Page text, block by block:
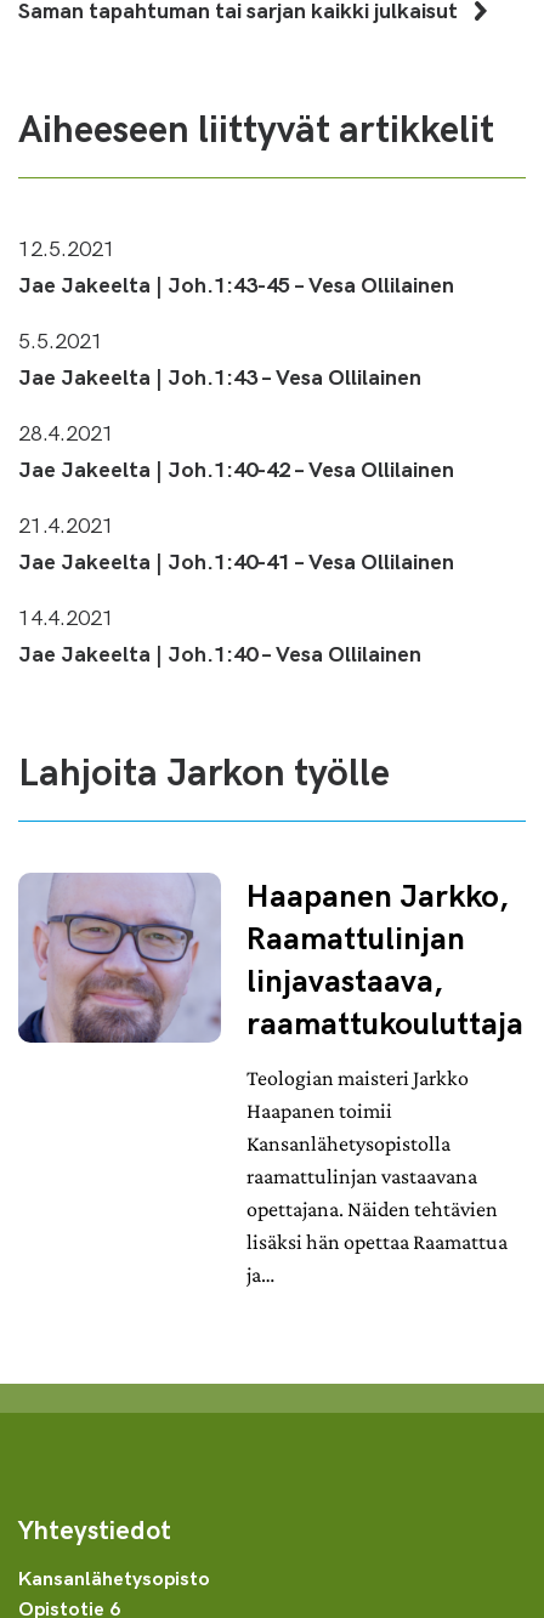
Saman tapahtuman tai sarjan kaikki julkaisut
Aiheeseen liittyvät artikkelit
12.5.2021
Jae Jakeelta | Joh.1:43-45 – Vesa Ollilainen
5.5.2021
Jae Jakeelta | Joh.1:43 – Vesa Ollilainen
28.4.2021
Jae Jakeelta | Joh.1:40-42 – Vesa Ollilainen
21.4.2021
Jae Jakeelta | Joh.1:40-41 – Vesa Ollilainen
14.4.2021
Jae Jakeelta | Joh.1:40 – Vesa Ollilainen
Lahjoita Jarkon työlle
Haapanen Jarkko,
Raamattulinjan
linjavastaava,
raamattukouluttaja
Teologian maisteri Jarkko
Haapanen toimii
Kansanlähetysopistolla
raamattulinjan vastaavana
opettajana. Näiden tehtävien
lisäksi hän opettaa Raamattua
ja…
Yhteystiedot
Kansanlähetysopisto
Opistotie 6